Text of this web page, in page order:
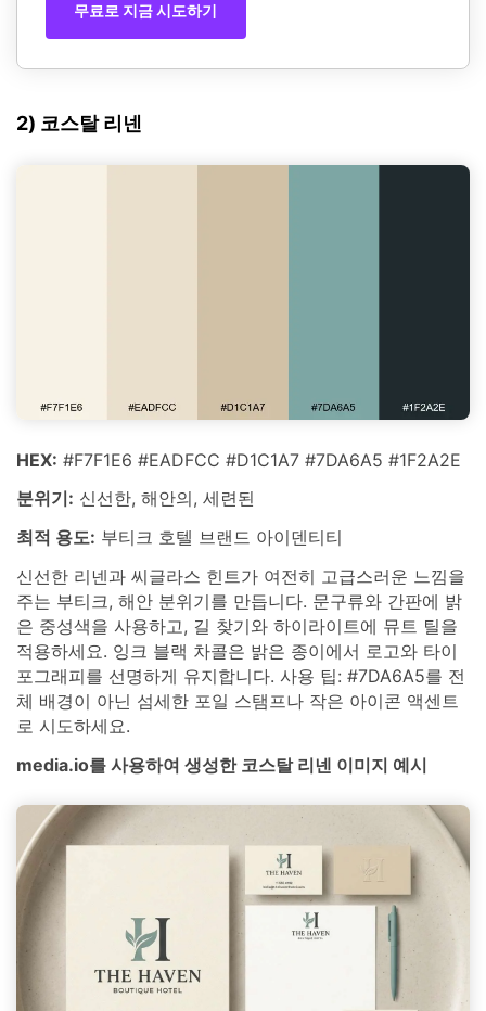
무료로 지금 시도하기
2) 코스탈 리넨
HEX: #F7F1E6 #EADFCC #D1C1A7 #7DA6A5 #1F2A2E
분위기: 신선한, 해안의, 세련된
최적 용도: 부티크 호텔 브랜드 아이덴티티
신선한 리넨과 씨글라스 힌트가 여전히 고급스러운 느낌을
주는 부티크, 해안 분위기를 만듭니다. 문구류와 간판에 밝
은 중성색을 사용하고, 길 찾기와 하이라이트에 뮤트 틸을
적용하세요. 잉크 블랙 차콜은 밝은 종이에서 로고와 타이
포그래피를 선명하게 유지합니다. 사용 팁: #7DA6A5를 전
체 배경이 아닌 섬세한 포일 스탬프나 작은 아이콘 액센트
로 시도하세요.
media.io를 사용하여 생성한 코스탈 리넨 이미지 예시